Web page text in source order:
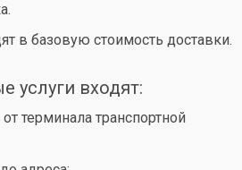
в базовую стоимость доставки.
услуги входят:
терминала транспортной